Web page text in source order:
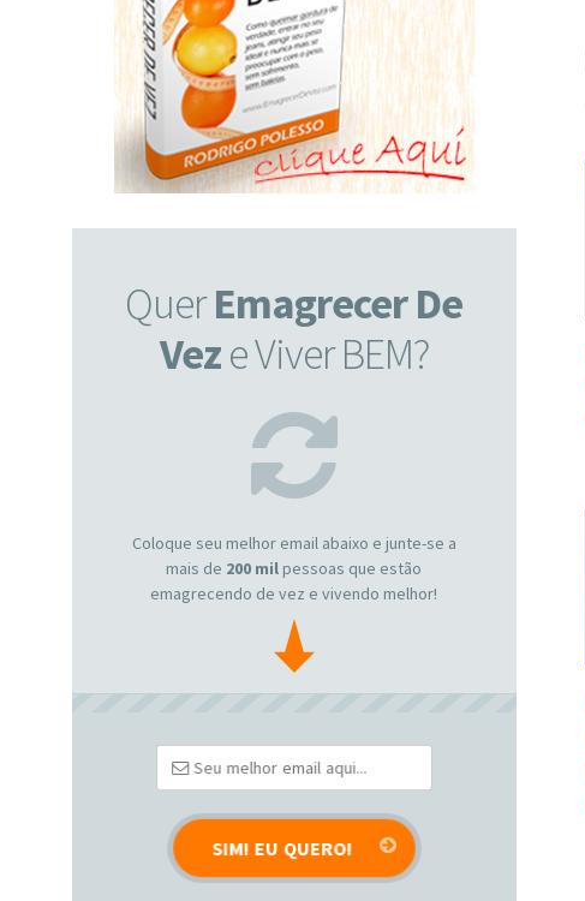
QuerEmagrecer De
Veze Viver BEM?
Coloque seu melhor email abaixo e junte-se a
mais de 200 mil pessoas que estão
emagrecendo de vez e vivendo melhor!